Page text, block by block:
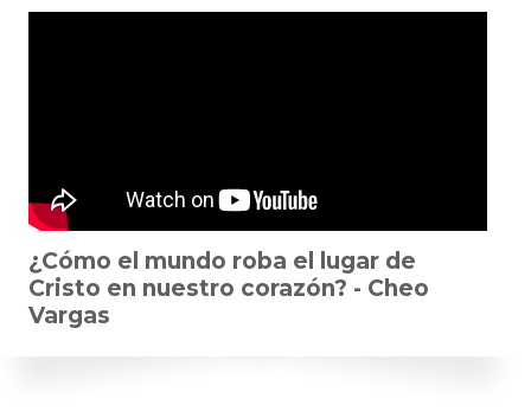
¿Cómo el mundo roba el lugar de
Cristo en nuestro corazón? - Cheo
Vargas